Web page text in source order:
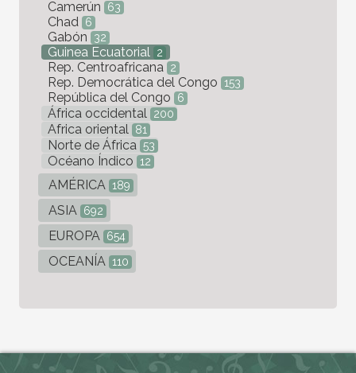
Camerún 63
Chad 6
Gabón 32
Guinea Ecuatorial 2
Rep. Centroafricana 2
Rep. Democrática del Congo 153
República del Congo 6
África occidental 200
Africa oriental 81
Norte de África 53
Océano Índico 12
AMÉRICA 189
ASIA 692
EUROPA 654
OCEANÍA 110